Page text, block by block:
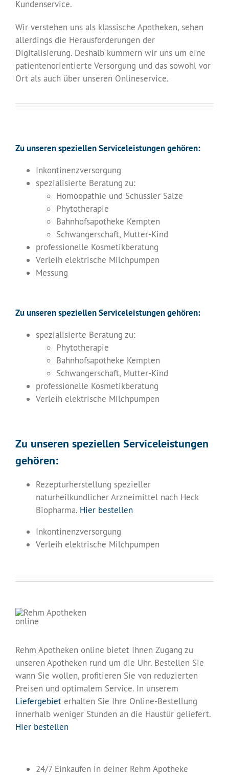
Kundenservice.
Wir verstehen uns als klassische Apotheken, sehen
allerdings die Herausforderungen der
Digitalisierung. Deshalb kümmern wir uns um eine
patientenorientierte Versorgung und das sowohl vor
Ort als auch über unseren Onlineservice.
Zu unseren speziellen Serviceleistungen gehören:
Inkontinenzversorgung
spezialisierte Beratung zu:
Homöopathie und Schüssler Salze
Phytotherapie
Bahnhofsapotheke Kempten
Schwangerschaft, Mutter-Kind
professionelle Kosmetikberatung
Verleih elektrische Milchpumpen
Messung
Zu unseren speziellen Serviceleistungen gehören:
spezialisierte Beratung zu:
Phytotherapie
Bahnhofsapotheke Kempten
Schwangerschaft, Mutter-Kind
professionelle Kosmetikberatung
Verleih elektrische Milchpumpen
Zu unseren speziellen Serviceleistungen
gehören:
Rezepturherstellung spezieller
naturheilkundlicher Arzneimittel nach Heck
Biopharma. Hier bestellen
Inkontinenzversorgung
Verleih elektrische Milchpumpen
Rehm Apotheken online bietet Ihnen Zugang zu
unseren Apotheken rund um die Uhr. Bestellen Sie
wann Sie wollen, profitieren Sie von reduzierten
Preisen und optimalem Service. In unserem
Liefergebieterhalten Sie Ihre Online-Bestellung
innerhalb weniger Stunden an die Haustür geliefert.
Hier bestellen
24/7 Einkaufen in deiner Rehm Apotheke